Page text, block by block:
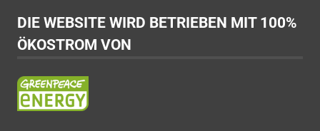
DIE WEBSITE WIRD BETRIEBEN MIT 100%
ÖKOSTROM VON